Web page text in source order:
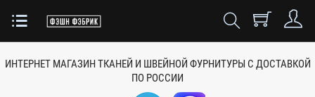
ИНТЕРНЕТ МАГАЗИН ТКАНЕЙ И ШВЕЙНОЙ ФУРНИТУРЫ С ДОСТАВКОЙ
ПО РОССИИ